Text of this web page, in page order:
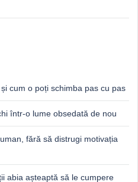
cum o poți schimba pas cu pas
într-o lume obsedată de nou
fără să distrugi motivația
abia așteaptă să le cumpere